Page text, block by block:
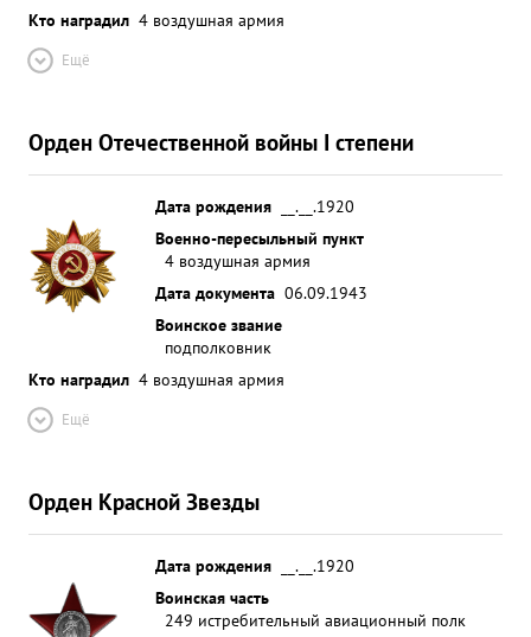
Кто наградил 4 воздушная армия
Ещё
Орден Отечественной войны I степени
Дата рождения
__.__.1920
Военно-пересыльный пункт
4 воздушная армия
Дата документа 06.09.1943
Воинское звание
подполковник
Кто наградил 4 воздушная армия
Ещё
Орден Красной Звезды
Дата рождения
__.__.1920
Воинская часть
249 истребительный авиационный полк